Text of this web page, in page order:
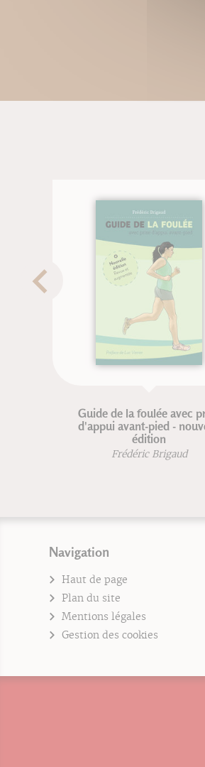
Guide de la foulée avec prise
d'appui avant-pied - nouvelle
Frédéric Brigaud
Navigation
Haut de page
Plan du site
Mentions légales
Gestion des cookies